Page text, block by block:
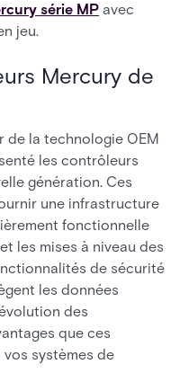
série MP avec
jeu.
Mercury de
de la technologie OEM
les contrôleurs
génération. Ces
une infrastructure
fonctionnelle
les mises à niveau des
de sécurité
les données
des
que ces
systèmes de